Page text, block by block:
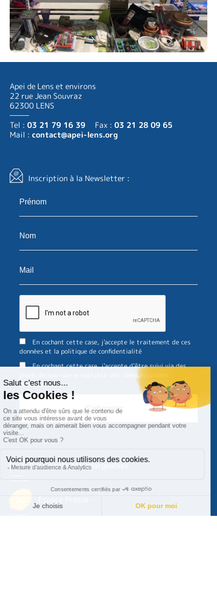
Apei de Lens et environs
22 rue Jean Souvraz
62300 LENS
Tel : 03 21 79 16 39 Fax : 03 21 28 09 65
Mail : contact@apei-lens.org
Inscription à la Newsletter :
En cochant cette case, j'accepte le traitement de ces
données et la politique de confidentialité
En cochant cette case, j'accepte d'être suivi via des
pixels de suivi par e-mail pour des communications
personnalisées
Documents téléchargeables
Espace Presse